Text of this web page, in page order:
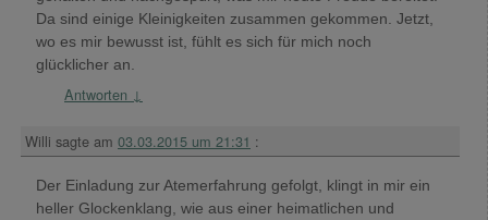
Da sind einige Kleinigkeiten zusammen gekommen. Jetzt,
wo es mir bewusst ist, fühlt es sich für mich noch
glücklicher an.
Antworten ↓
Willi sagte am 03.03.2015 um 21:31 :
Der Einladung zur Atemerfahrung gefolgt, klingt in mir ein
heller Glockenklang, wie aus einer heimatlichen und